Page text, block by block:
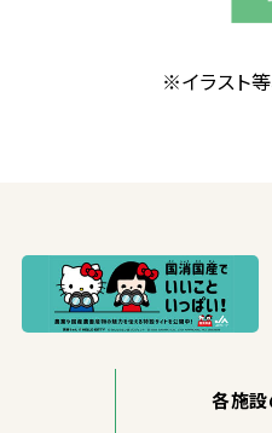
※イラスト等
各施設